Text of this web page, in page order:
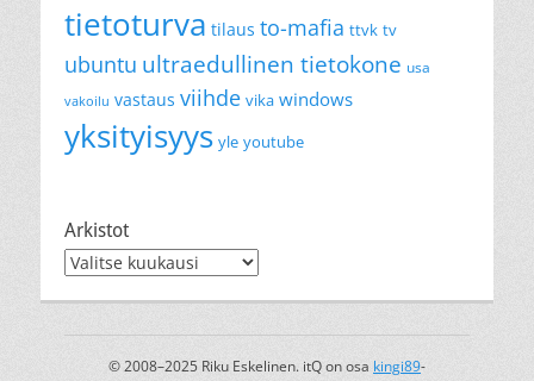
tietoturva tilaus to-mafia ttvk tv
ubuntu ultraedullinen tietokone usa
vakoilu vastaus viihde vika windows
yksityisyys yle youtube
Arkistot
Arkistot
© 2008–2025 Riku Eskelinen. itQ on osa kingi89-